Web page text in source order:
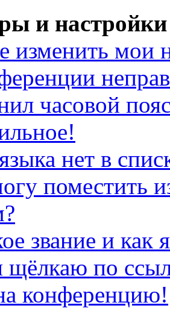
и настройки
изменить мои
часовой
нет в
поместить
звание и как
щёлкаю по
конференцию!